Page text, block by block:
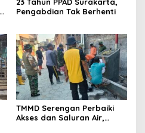
23 Tahun PPAD Surakarta,
Pengabdian Tak Berhenti
TMMD Serengan Perbaiki
Akses dan Saluran Air,